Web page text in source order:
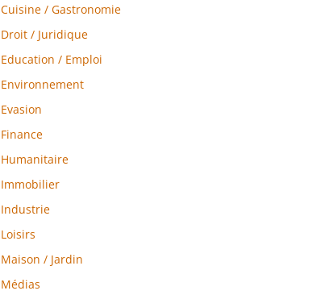
Cuisine / Gastronomie
Droit / Juridique
Education / Emploi
Environnement
Evasion
Finance
Humanitaire
Immobilier
Industrie
Loisirs
Maison / Jardin
Médias